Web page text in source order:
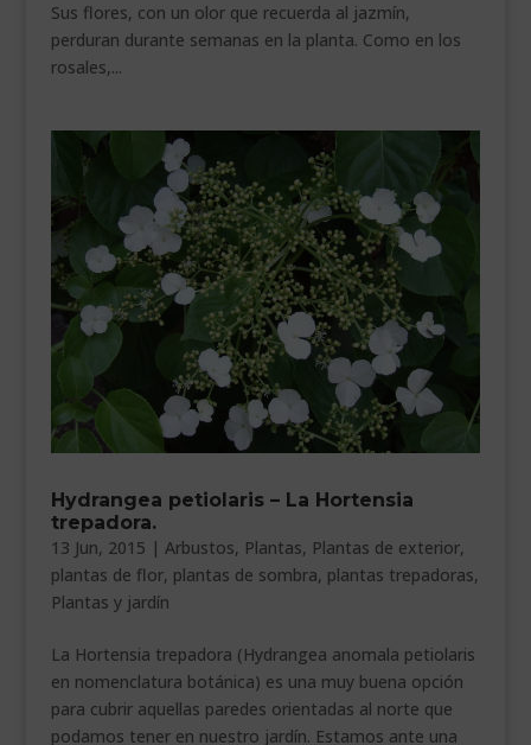
Sus flores, con un olor que recuerda al jazmín,
perduran durante semanas en la planta. Como en los
rosales,...
Hydrangea petiolaris – La Hortensia
trepadora.
13 Jun, 2015 | Arbustos, Plantas, Plantas de exterior,
plantas de flor, plantas de sombra, plantas trepadoras,
Plantas y jardín
La Hortensia trepadora (Hydrangea anomala petiolaris
en nomenclatura botánica) es una muy buena opción
para cubrir aquellas paredes orientadas al norte que
podamos tener en nuestro jardín. Estamos ante una